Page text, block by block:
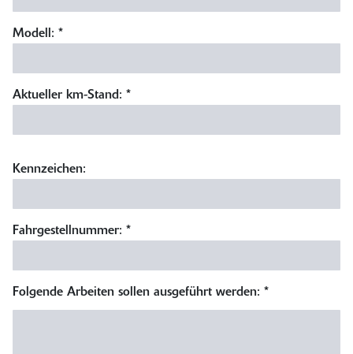
Modell: *
Aktueller km-Stand: *
Kennzeichen:
Fahrgestellnummer: *
Folgende Arbeiten sollen ausgeführt werden: *